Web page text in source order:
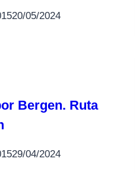
20/05/2024
Bergen. Ruta
29/04/2024